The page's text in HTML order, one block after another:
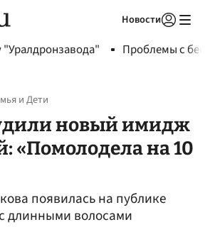
Новости
"Уралдронзавода" Проблемы с
и Дети
новый имидж
«Помолодела на 10
появилась на публике
длинными волосами